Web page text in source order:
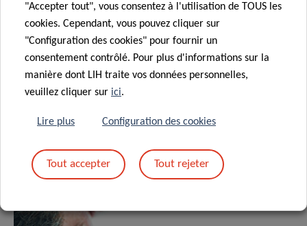
ACTUALITÉS ASSOCIÉES
"Accepter tout", vous consentez à l'utilisation de TOUS les
cookies. Cependant, vous pouvez cliquer sur
"Configuration des cookies" pour fournir un
consentement contrôlé. Pour plus d'informations sur la
manière dont LIH traite vos données personnelles,
veuillez cliquer sur ici.
Lire plus Configuration des cookies
Tout accepter Tout rejeter